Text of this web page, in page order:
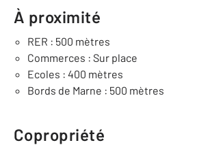
À proximité
RER : 500 mètres
Commerces : Sur place
Ecoles : 400 mètres
Bords de Marne : 500 mètres
Copropriété